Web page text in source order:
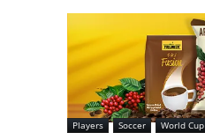
Players Soccer World Cup